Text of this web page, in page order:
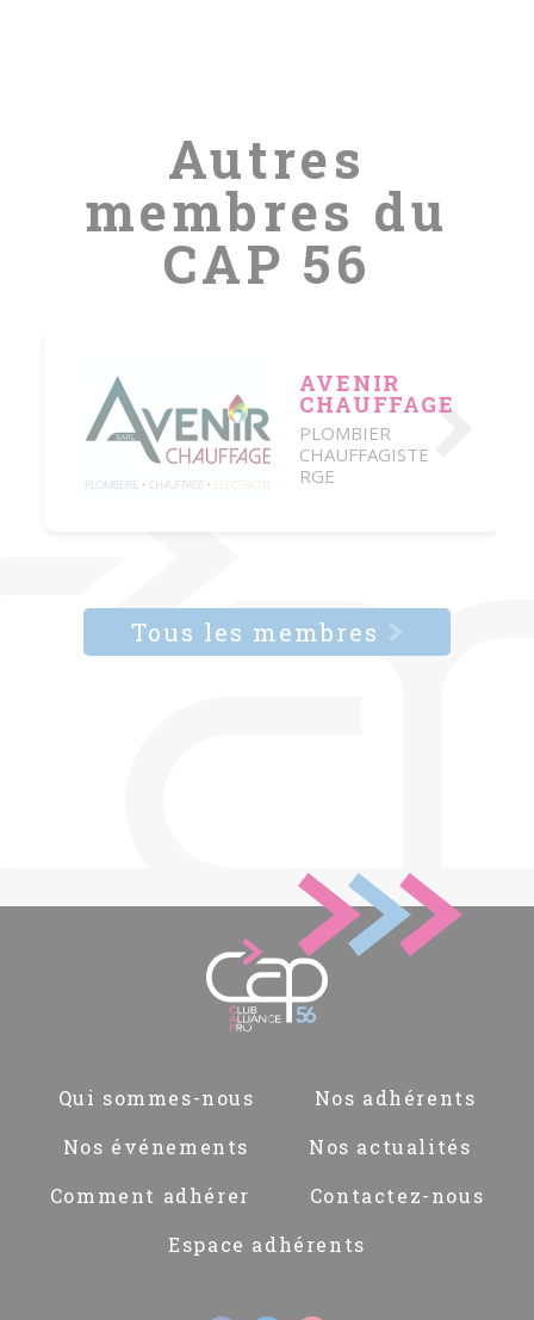
Autres
membres du
CAP 56
AVENIR
CHAUFFAGE
PLOMBIER
CHAUFFAGISTE
RGE
Tous les membres
Qui sommes-nous
Nos adhérents
Nos événements
Nos actualités
Comment adhérer
Contactez-nous
Espace adhérents